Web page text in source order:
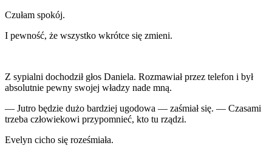
Czułam spokój.
I pewność, że wszystko wkrótce się zmieni.
Z sypialni dochodził głos Daniela. Rozmawiał przez telefon i był
absolutnie pewny swojej władzy nade mną.
— Jutro będzie dużo bardziej ugodowa — zaśmiał się. — Czasami
trzeba człowiekowi przypomnieć, kto tu rządzi.
Evelyn cicho się roześmiała.